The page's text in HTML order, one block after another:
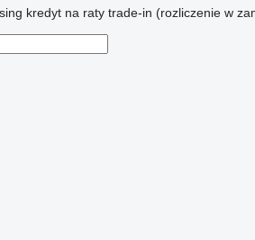
kredyt na raty trade-in (rozliczenie w